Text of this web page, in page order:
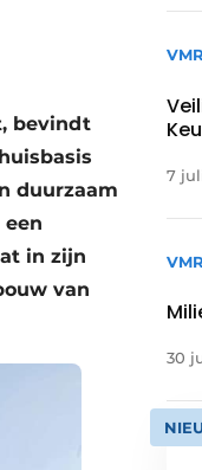
bevindt
duurzaam
een
in zijn
van
7
30